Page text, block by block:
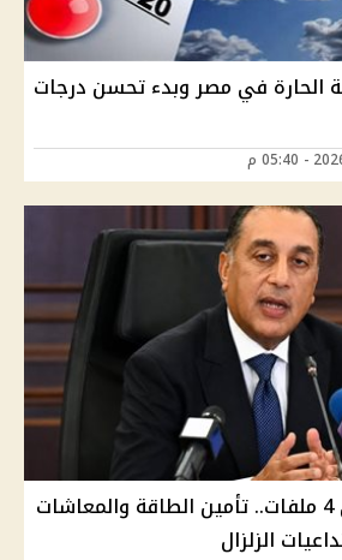
الحارة في مصر وبدء تحسن درجات
الحكومة تتحرك في 4 ملفات.. تأمين الطاقة والمعاشات
الزلزال